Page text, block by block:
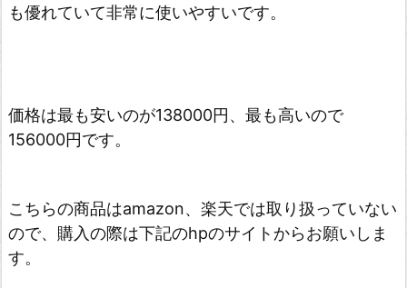
も優れていて非常に使いやすいです。
価格は最も安いのが138000円、最も高いので
156000円です。
こちらの商品はamazon、楽天では取り扱っていない
ので、購入の際は下記のhpのサイトからお願いしま
す。